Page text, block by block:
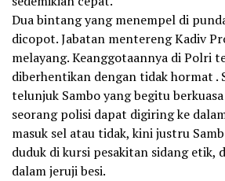
Dua bintang yang menempel di
dicopot. Jabatan mentereng Kadiv
melayang. Keanggotaannya di Polri
diberhentikan dengan tidak hormat .
telunjuk Sambo yang begitu
seorang polisi dapat digiring ke
masuk sel atau tidak, kini justru
duduk di kursi pesakitan sidang etik,
dalam jeruji besi.